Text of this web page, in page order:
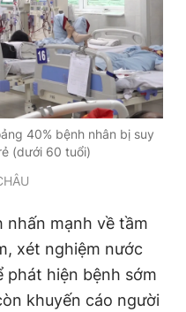
40% bệnh nhân bị suy
(dưới 60 tuổi)
nhấn mạnh về tầm
xét nghiệm nước
phát hiện bệnh sớm
khuyến cáo người